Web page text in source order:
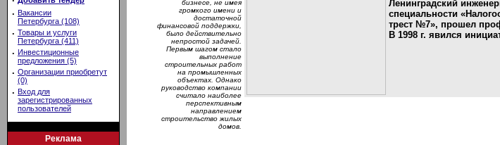
· Вакансии
Петербурга (108)
· Товары и услуги
Петербурга (411)
· Инвестиционные
предложения (5)
· Организации приобретут
(0)
· Вход для
зарегистрированных
пользователей
Реклама
бизнесе, не имея
громкого имени и
достаточной
финансовой поддержки,
было действительно
непростой задачей.
Первым шагом стало
выполнение
строительных работ
на промышленных
объектах. Однако
руководство компании
считало наиболее
перспективным
направлением
строительство жилых
домов.
Ленинградский
специальности
трест №7», прошел
В 1998 г. явился